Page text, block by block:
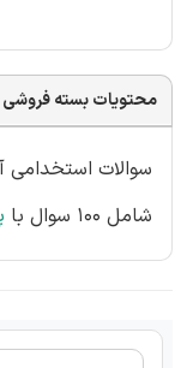
محتویات بسته فروشی
سوالات
شامل 100 سوال با